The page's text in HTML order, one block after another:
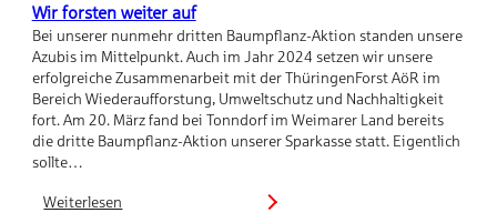
Wir forsten weiter auf
Bei unserer nunmehr dritten Baumpflanz-Aktion standen unsere
Azubis im Mittelpunkt. Auch im Jahr 2024 setzen wir unsere
erfolgreiche Zusammenarbeit mit der ThüringenForst AöR im
Bereich Wiederaufforstung, Umweltschutz und Nachhaltigkeit
fort. Am 20. März fand bei Tonndorf im Weimarer Land bereits
die dritte Baumpflanz-Aktion unserer Sparkasse statt. Eigentlich
sollte…
Weiterlesen
: